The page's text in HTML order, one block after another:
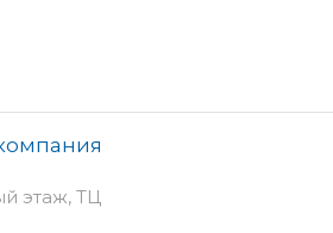
этаж, ТЦ